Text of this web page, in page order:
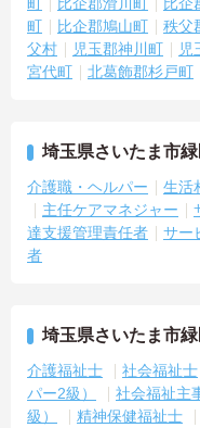
を学べます。
・資格取得に向けた研修
く、プライベートの負担
す。
・年間107日の休日に加
て働けます。
・髪色やネイルなどが原
歳までの継続雇用制度のも
永く活躍できます。
町
比企郡鳩山町 秩父
父村
児玉郡神川町 児
宮代町
北葛飾郡杉戸町
埼玉県さいたま市
介護職・ヘルパー 生活
主任ケアマネジャー
達支援管理責任者
サー
者
埼玉県さいたま市
介護福祉士 社会福祉士
パー2級）
社会福祉主
級）
精神保健福祉士